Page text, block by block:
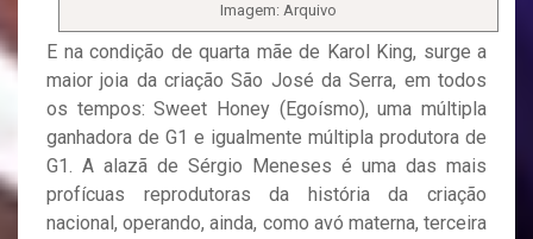
Imagem: Arquivo
E na condição de quarta mãe de Karol King, surge a
maior joia da criação São José da Serra, em todos
os tempos: Sweet Honey (Egoísmo), uma múltipla
ganhadora de G1 e igualmente múltipla produtora de
G1. A alazã de Sérgio Meneses é uma das mais
profícuas reprodutoras da história da criação
nacional, operando, ainda, como avó materna, terceira